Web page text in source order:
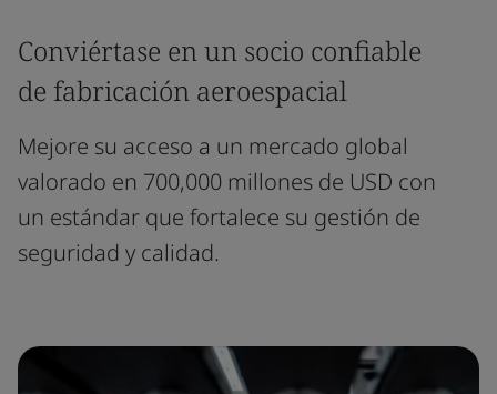
Conviértase en un socio confiable
de fabricación aeroespacial
Mejore su acceso a un mercado global
valorado en 700,000 millones de USD con
un estándar que fortalece su gestión de
seguridad y calidad.